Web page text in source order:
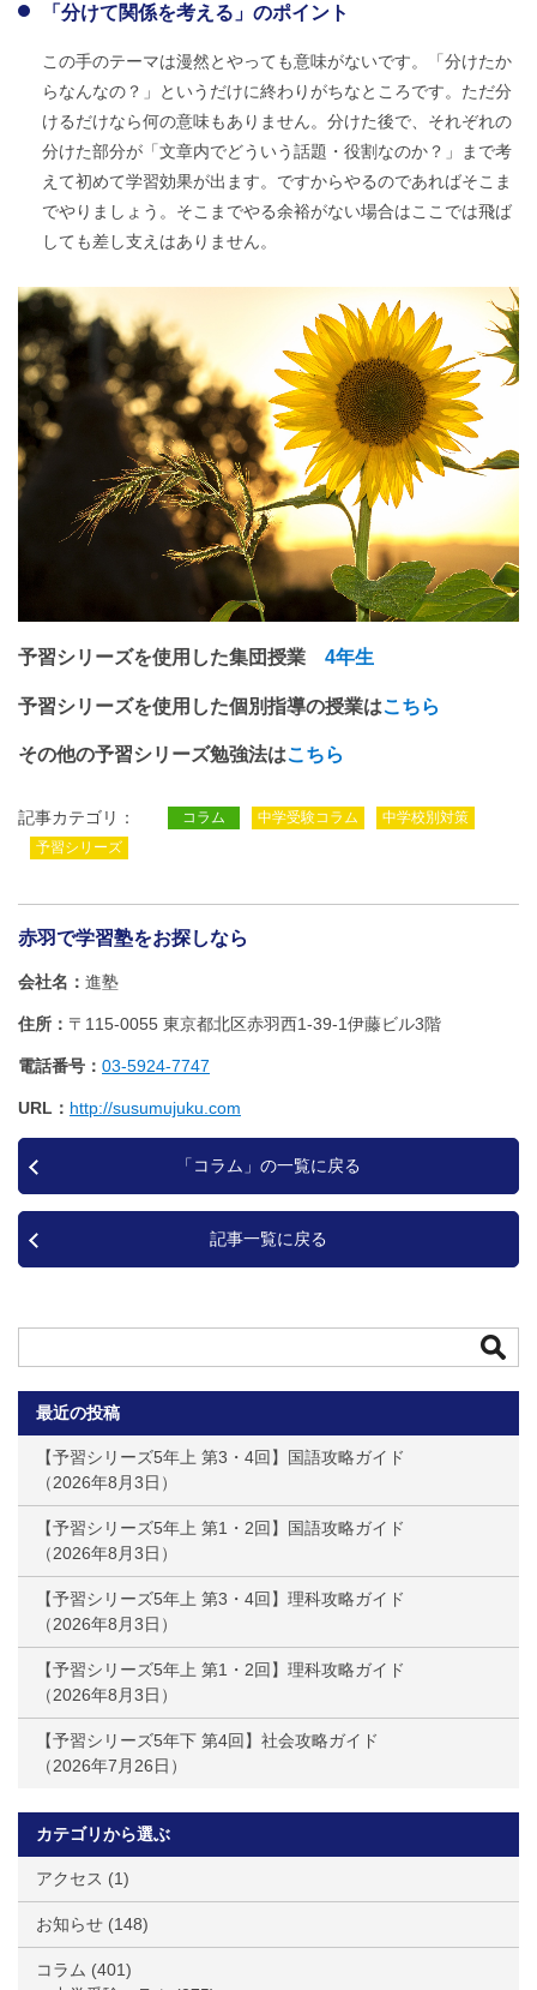
「分けて関係を考える」のポイント
この手のテーマは漫然とやっても意味がないです。「分けたか
らなんなの？」というだけに終わりがちなところです。ただ分
けるだけなら何の意味もありません。分けた後で、それぞれの
分けた部分が「文章内でどういう話題・役割なのか？」まで考
えて初めて学習効果が出ます。ですからやるのであればそこま
でやりましょう。そこまでやる余裕がない場合はここでは飛ば
しても差し支えはありません。
予習シリーズを使用した集団授業 4年生
予習シリーズを使用した個別指導の授業はこちら
その他の予習シリーズ勉強法はこちら
記事カテゴリ： コラム 中学受験コラム
中学校別対策
予習シリーズ
赤羽で学習塾をお探しなら
会社名 進塾
住所 〒115-0055 東京都北区赤羽西1‐39‐1伊藤ビル3階
電話番号 03-5924-7747
URL http://susumujuku.com
「コラム」の一覧に戻る
記事一覧に戻る
最近の投稿
【予習シリーズ5年上 第3・4回】国語攻略ガイド
2026年8月3日
【予習シリーズ5年上 第1・2回】国語攻略ガイド
2026年8月3日
【予習シリーズ5年上 第3・4回】理科攻略ガイド
2026年8月3日
【予習シリーズ5年上 第1・2回】理科攻略ガイド
2026年8月3日
【予習シリーズ5年下 第4回】社会攻略ガイド
2026年7月26日
カテゴリから選ぶ
アクセス (1)
お知らせ (148)
コラム (401)